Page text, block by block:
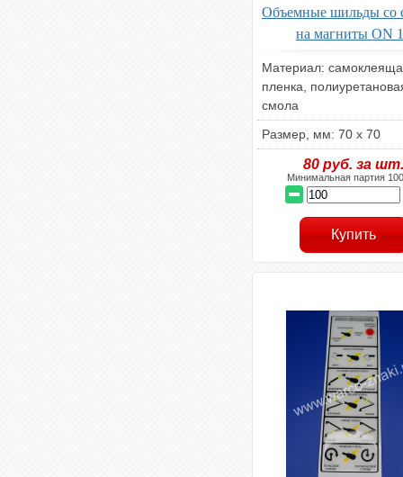
Объемные шильды со
на магниты ON
Материал:
пленка,
смола
Размер, мм: 70 х 70
80 руб. за шт.
Минимальная партия